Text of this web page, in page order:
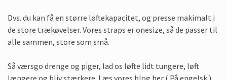
Dvs. du kan få en større løftekapacitet, og presse makimalt i
de store trækøvelser. Vores straps er onesize, så de passer til
alle sammen, store som små.
Så værsgo drenge og piger, lad os løfte lidt tungere, løft